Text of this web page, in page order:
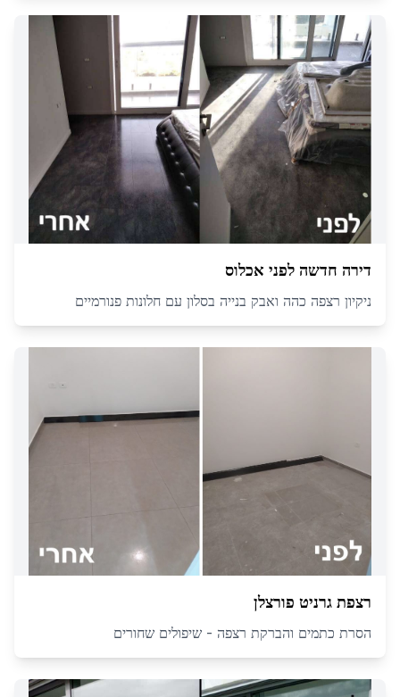
דירה חדשה לפני אכלוס
ניקיון רצפה כהה ואבק בנייה בסלון עם חלונות פנורמיים
רצפת גרניט פורצלן
הסרת כתמים והברקת רצפה - שיפולים שחורים